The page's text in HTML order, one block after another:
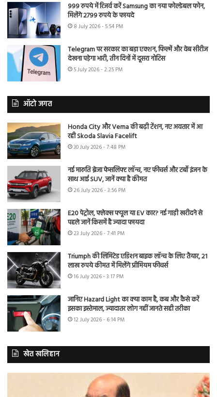
999 रुपये में रिजर्व करें Samsung का नया फोल्डेबल फोन,
मिलेंगे 2799 रुपये के फायदे
8 July 2026 - 5:54 PM
Telegram पर सरकार का बड़ा एक्शन, फिल्में और वेब सीरीज
देखना पड़ेगा भारी, तीन दिनों में दूसरा नोटिस
5 July 2026 - 2:25 PM
ऑटो जगत
Honda City और Verna की बढ़ी टेंशन, नए अवतार में आ
रही Skoda Slavia Facelift
30 July 2026 - 7:48 PM
नई मारुति ब्रेजा फेसलिफ्ट लॉन्च, नए फीचर्स और टर्बो इंजन के
साथ आई SUV, जानें क्या है कीमत
26 July 2026 - 3:56 PM
E20 पेट्रोल, फ्लेक्स फ्यूल या EV कार? नई गाड़ी खरीदने से
पहले जानें किसमें है ज्यादा फायदा
23 July 2026 - 7:41 PM
Triumph की लिमिटेड एडिशन बाइक लॉन्च के लिए तैयार, 21
लाख रुपये कीमत में मिलेंगे प्रीमियम फीचर्स
16 July 2026 - 3:17 PM
जानिए Hazard Light का क्या काम है, कब और कैसे करें
इसका इस्तेमाल, ज्यादातर लोग नहीं जानते सही तरीका
12 July 2026 - 6:14 PM
खेत खलिहान